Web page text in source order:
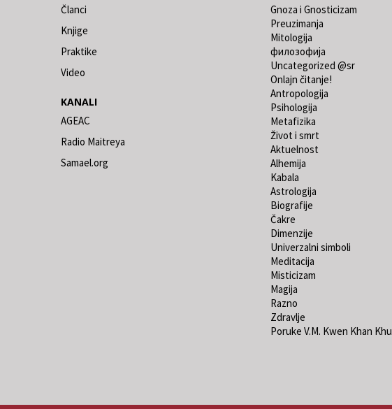
Članci
Knjige
Praktike
Video
KANALI
AGEAC
Radio Maitreya
Samael.org
Gnoza i Gnosticizam
Preuzimanja
Mitologija
филозофија
Uncategorized @sr
Onlajn čitanje!
Antropologija
Psihologija
Metafizika
Život i smrt
Aktuelnost
Alhemija
Kabala
Astrologija
Biografije
Čakre
Dimenzije
Univerzalni simboli
Meditacija
Misticizam
Magija
Razno
Zdravlje
Poruke V.M. Kwen Khan Khu